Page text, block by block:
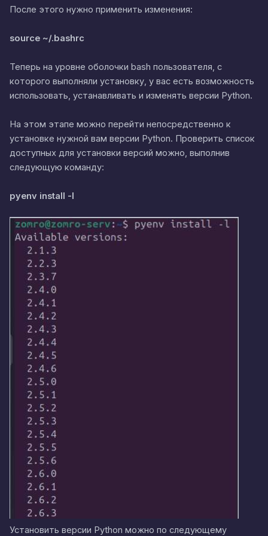
После этого нужно применить изменения:
source ~/.bashrc
Теперь на уровне оболочки bash пользователя, с
которого выполняли установку, у вас есть возможность
использовать, устанавливать и изменять версии Python.
На этом этапе можно перейти непосредственно к
установке нужной вам версии Python. Проверить список
доступных для установки версий можно, выполнив
следующую команду:
pyenv install -l
Установить версии Python можно по следующему